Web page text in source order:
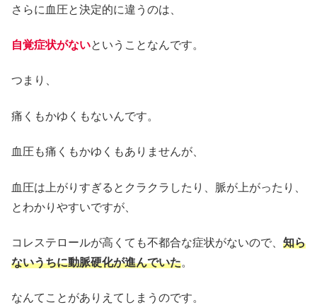
さらに血圧と決定的に違うのは、
自覚症状がないということなんです。
つまり、
痛くもかゆくもないんです。
血圧も痛くもかゆくもありませんが、
血圧は上がりすぎるとクラクラしたり、脈が上がったり、
とわかりやすいですが、
コレステロールが高くても不都合な症状がないので、 知ら
ないうちに動脈硬化が進んでいた。
なんてことがありえてしまうのです。